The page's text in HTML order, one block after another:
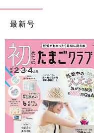
最新号